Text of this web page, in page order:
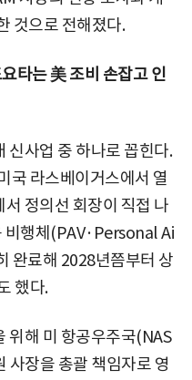
것으로 전해졌다.
타는 美 조비 손잡고 인
신사업 중 하나로 꼽힌다.
국 라스베이거스에서 열
정의선 회장이 직접 나
비행체(PAV·Personal Ai
완료해 2028년쯤부터 상
했다.
위해 미 항공우주국(NAS
사장을 총괄 책임자로 영